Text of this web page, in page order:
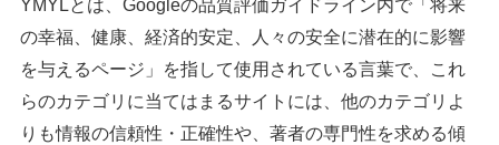
YMYLとは、Googleの品質評価ガイドライン内で「将来
の幸福、健康、経済的安定、人々の安全に潜在的に影響
を与えるページ」を指して使用されている言葉で、これ
らのカテゴリに当てはまるサイトには、他のカテゴリよ
りも情報の信頼性・正確性や、著者の専門性を求める傾